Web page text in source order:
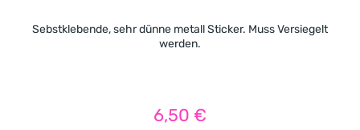
Sebstklebende, sehr dünne metall Sticker. Muss Versiegelt
werden.
Regulärer Preis:
6,50 €